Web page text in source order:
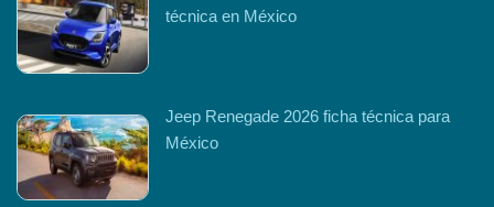
técnica en México
Jeep Renegade 2026 ficha técnica para
México